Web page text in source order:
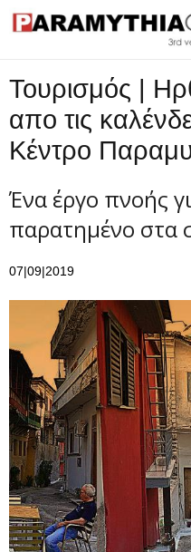
Επικοινωνία
Τουρισμός |
απο τις
Κέντρο
Ένα έργο πνοής
παρατημένο στα
07|09|2019